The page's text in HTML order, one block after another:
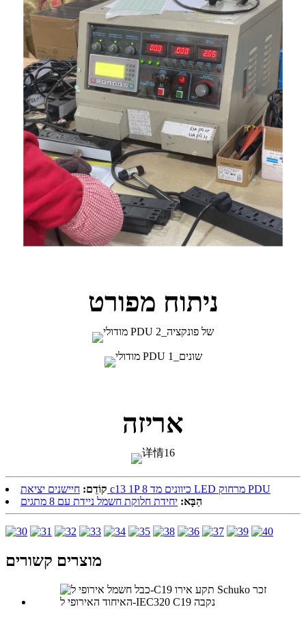
ניתוח מפורט
אריזה
קוֹדֵם:
חיישנים יציאת c13 1P 8 כיוונים מד LED מרחוק PDU
הַבָּא: יחידת חלוקת חשמל ניידת עם 8 מתגים
מוצרים קשורים